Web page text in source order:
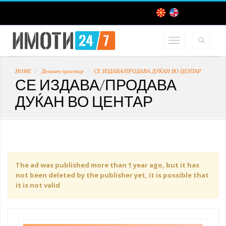
HOME Деловен простор СЕ ИЗДАВА/ПРОДАВА ДУЌАН ВО ЦЕНТАР
СЕ ИЗДАВА/ПРОДАВА
ДУЌАН ВО ЦЕНТАР
The ad was published more than 1 year ago, but it has
not been deleted by the publisher yet, it is possible that
it is not valid